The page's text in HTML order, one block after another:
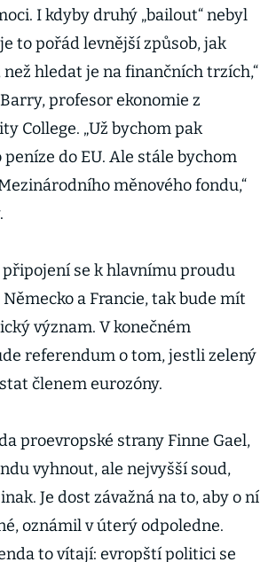
I kdyby druhý „bailout“ nebyl
to pořád levnější způsob, jak
hledat je na finančních trzích,“
profesor ekonomie z
College. „Už bychom pak
do EU. Ale stále bychom
měnového fondu,“
se k hlavnímu proudu
a Francie, tak bude mít
význam. V konečném
referendum o tom, jestli zelený
členem eurozóny.
proevropské strany Finne Gael,
vyhnout, ale nejvyšší soud,
Je dost závažná na to, aby o ní
oznámil v úterý odpoledne.
to vítají: evropští politici se